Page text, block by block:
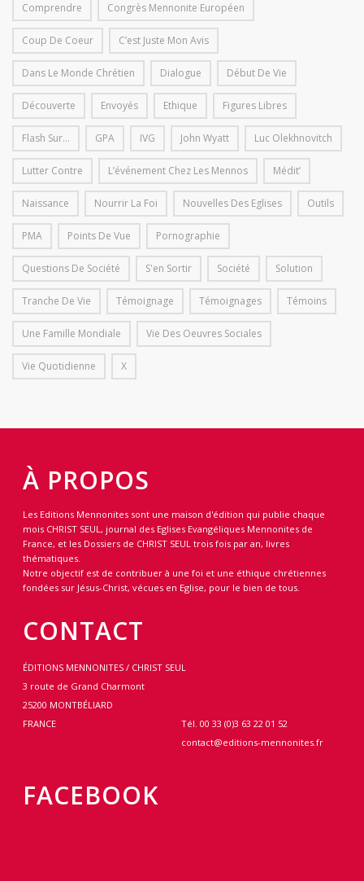
Comprendre Congrès Mennonite Européen
Coup De Coeur C’est Juste Mon Avis
Dans Le Monde Chrétien Dialogue Début De Vie
Découverte Envoyés Ethique Figures Libres
Flash Sur... GPA IVG John Wyatt Luc Olekhnovitch
Lutter Contre L’événement Chez Les Mennos Médit’
Naissance Nourrir La Foi Nouvelles Des Eglises Outils
PMA Points De Vue Pornographie
Questions De Société S'en Sortir Société Solution
Tranche De Vie Témoignage Témoignages Témoins
Une Famille Mondiale Vie Des Oeuvres Sociales
Vie Quotidienne X
À PROPOS
Les Editions Mennonites sont une maison d'édition qui publie chaque
mois CHRIST SEUL, journal des Eglises Evangéliques Mennonites de
France, et les Dossiers de CHRIST SEUL trois fois par an, livres
thématiques.
Notre objectif est de contribuer à une foi et une éthique chrétiennes
fondées sur Jésus-Christ, vécues en Eglise, pour le bien de tous.
CONTACT
ÉDITIONS MENNONITES / CHRIST SEUL
3 route de Grand Charmont
25200 MONTBÉLIARD
FRANCE
Tél. 00 33 (0)3 63 22 01 52
contact@editions-mennonites.fr
FACEBOOK